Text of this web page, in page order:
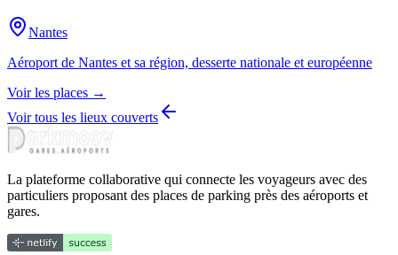
Nantes
Aéroport de Nantes et sa région, desserte nationale et européenne
Voir les places →
Voir tous les lieux couverts
La plateforme collaborative qui connecte les voyageurs avec des
particuliers proposant des places de parking près des aéroports et
gares.